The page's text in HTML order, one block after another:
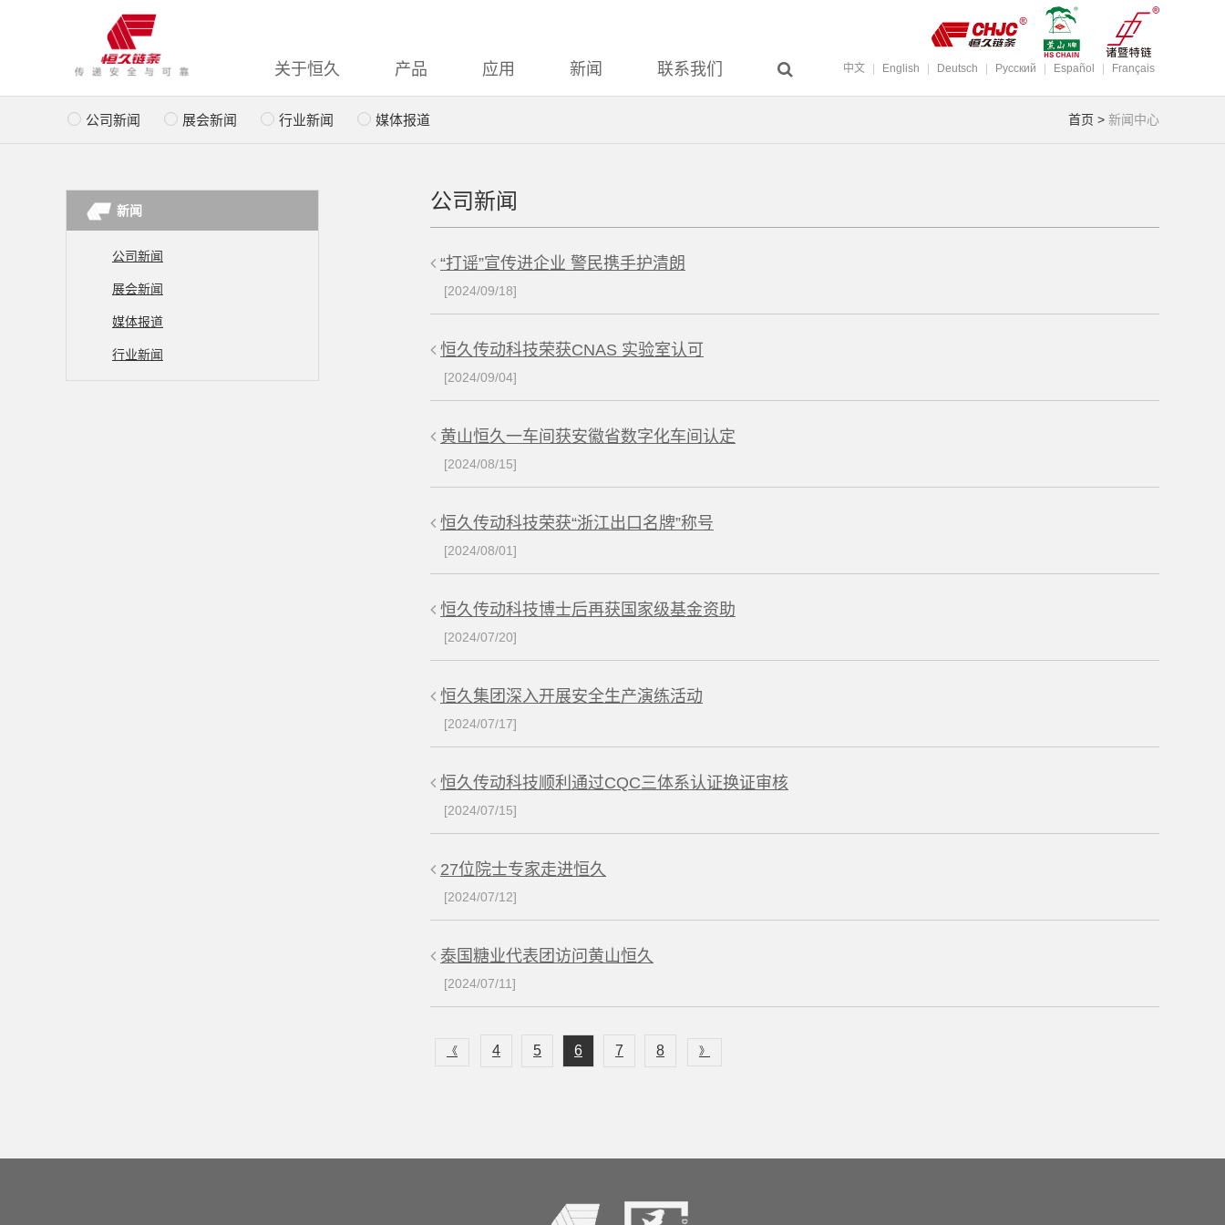
中文 English Deutsch Pусский Español Français
关于恒久 产品 应用 新闻 联系我们
公司新闻 展会新闻 行业新闻 媒体报道 首页 > 新闻中心
新闻
公司新闻
展会新闻
媒体报道
行业新闻
公司新闻
“打谣”宣传进企业 警民携手护清朗
[2024/09/18]
恒久传动科技荣获CNAS 实验室认可
[2024/09/04]
黄山恒久一车间获安徽省数字化车间认定
[2024/08/15]
恒久传动科技荣获“浙江出口名牌”称号
[2024/08/01]
恒久传动科技博士后再获国家级基金资助
[2024/07/20]
恒久集团深入开展安全生产演练活动
[2024/07/17]
恒久传动科技顺利通过CQC三体系认证换证审核
[2024/07/15]
27位院士专家走进恒久
[2024/07/12]
泰国糖业代表团访问黄山恒久
[2024/07/11]
《 4 5 6 7 8 》